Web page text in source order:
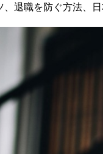
退職を防ぐ方法、